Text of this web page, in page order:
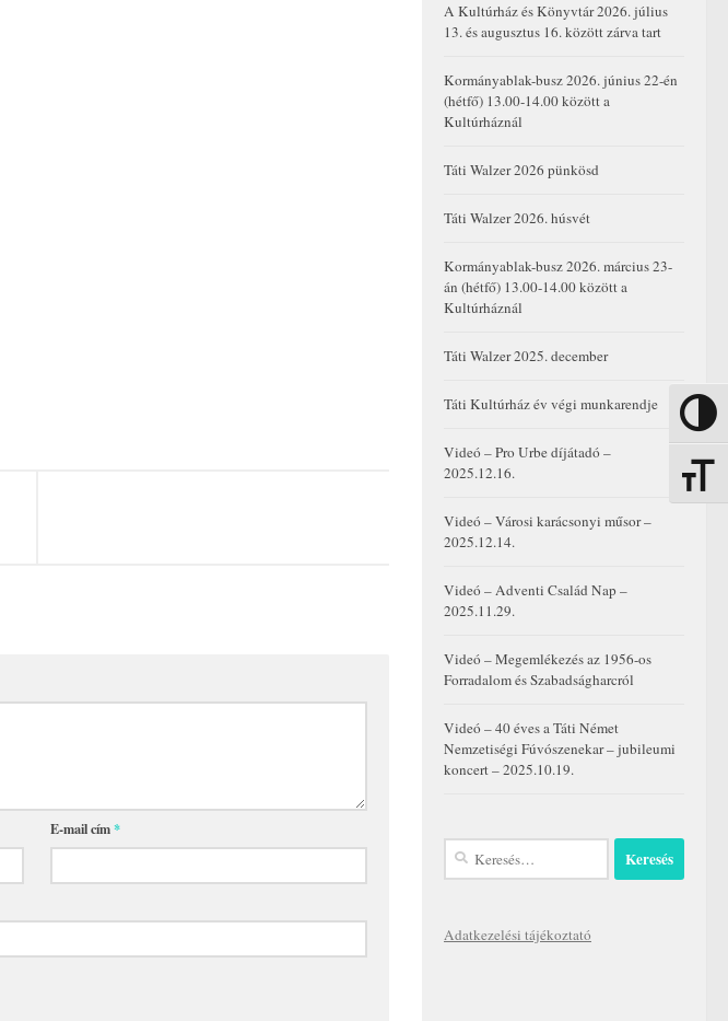
Nagy
E-mail cím*
A Kultúrház és Könyvtár 2026. július
13. és augusztus 16. között zárva tart
Kormányablak-busz 2026. június 22-én
(hétfő) 13.00-14.00 között a
Kultúrháznál
Táti Walzer 2026 pünkösd
Táti Walzer 2026. húsvét
Kormányablak-busz 2026. március 23-
án (hétfő) 13.00-14.00 között a
Kultúrháznál
Táti Walzer 2025. december
Táti Kultúrház év végi munkarendje
Videó – Pro Urbe díjátadó –
2025.12.16.
Videó – Városi karácsonyi műsor –
2025.12.14.
Videó – Adventi Család Nap –
2025.11.29.
Videó – Megemlékezés az 1956-os
Forradalom és Szabadságharcról
Videó – 40 éves a Táti Német
Nemzetiségi Fúvószenekar – jubileumi
koncert – 2025.10.19.
Keresés:
Adatkezelési tájékoztató